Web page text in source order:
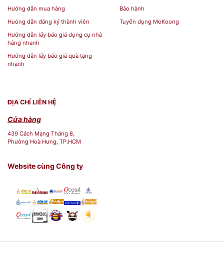
Hướng dẫn mua hàng
Huóng dẫn đăng ký thành viên
Hướng dẫn lấy báo giá dụng cụ nhà
hàng nhanh
Hướng dẫn lấy báo giá quà tặng
nhanh
Bảo hành
Tuyển dụng MeKoong
ĐỊA CHỈ LIÊN HỆ
Cửa hàng
439 Cách Mạng Tháng 8,
Phường Hoà Hưng, TP.HCM
Website cùng Công ty